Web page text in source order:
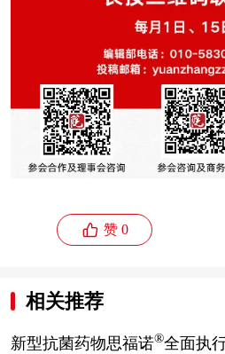
 赞 0
相关推荐
新型抗菌药物思福诺®全面执